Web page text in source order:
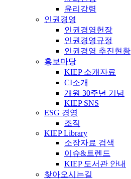
윤리강령
인권경영
인권경영헌장
인권경영규정
인권경영 추진현황
홍보마당
KIEP 소개자료
CI소개
개원 30주년 기념
KIEP SNS
ESG 경영
조직
KIEP Library
소장자료 검색
이슈&트렌드
KIEP 도서관 안내
찾아오시는길